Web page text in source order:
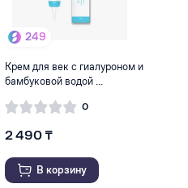
249
Крем для век с гиалуроном и
бамбуковой водой ...
0
2 490 ₸
В корзину